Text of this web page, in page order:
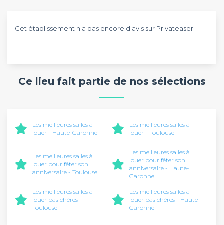
Cet établissement n'a pas encore d'avis sur Privateaser.
Ce lieu fait partie de nos sélections
Les meilleures salles à
louer - Haute-Garonne
Les meilleures salles à
louer - Toulouse
Les meilleures salles à
louer pour fêter son
anniversaire - Toulouse
Les meilleures salles à
louer pour fêter son
anniversaire - Haute-
Garonne
Les meilleures salles à
louer pas chères -
Toulouse
Les meilleures salles à
louer pas chères - Haute-
Garonne